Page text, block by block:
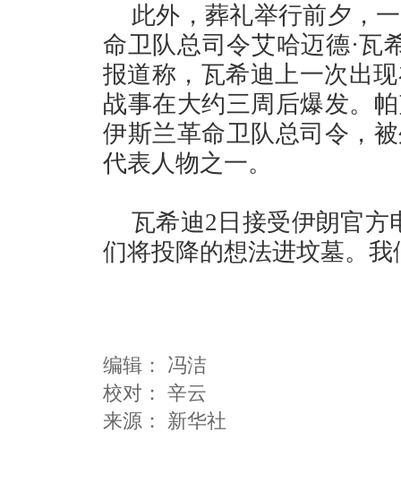
此外，葬礼举行前夕，
命卫队总司令艾哈迈德·瓦
报道称，瓦希迪上一次出
战事在大约三周后爆发。
伊斯兰革命卫队总司令，
代表人物之一。
瓦希迪2日接受伊朗官方
们将投降的想法进坟墓。我
编辑： 冯洁
校对： 辛云